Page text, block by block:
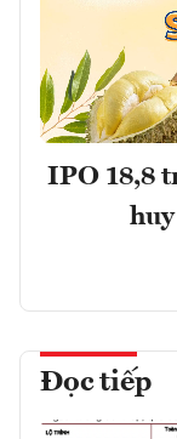
IPO 18,8
Đọc tiếp